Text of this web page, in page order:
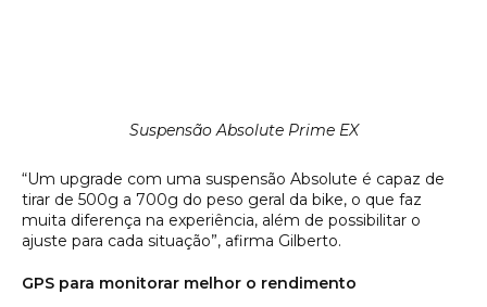
Suspensão Absolute Prime EX
“Um upgrade com uma suspensão Absolute é capaz de
tirar de 500g a 700g do peso geral da bike, o que faz
muita diferença na experiência, além de possibilitar o
ajuste para cada situação”, afirma Gilberto.
GPS para monitorar melhor o rendimento